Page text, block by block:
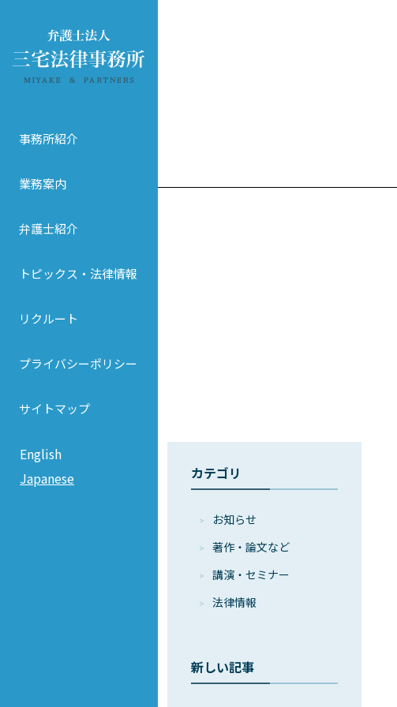
事務所紹介
業務案内
弁護士紹介
トピックス・法律情報
リクルート
プライバシーポリシー
サイトマップ
English
Japanese
カテゴリ
お知らせ
著作・論⽂など
講演・セミナー
法律情報
新しい記事